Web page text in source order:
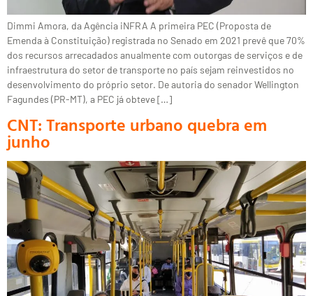
Dimmi Amora, da Agência iNFRA A primeira PEC (Proposta de
Emenda à Constituição) registrada no Senado em 2021 prevê que 70%
dos recursos arrecadados anualmente com outorgas de serviços e de
infraestrutura do setor de transporte no país sejam reinvestidos no
desenvolvimento do próprio setor. De autoria do senador Wellington
Fagundes (PR-MT), a PEC já obteve […]
CNT: Transporte urbano quebra em
junho